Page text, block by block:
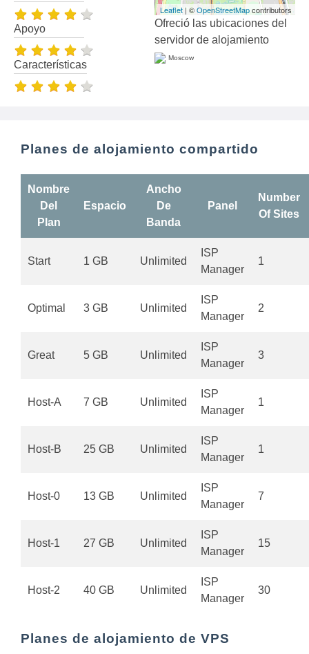
Apoyo
Características
Leaflet | ©OpenStreetMapcontributors
Ofreció las ubicaciones del
servidor de alojamiento
Moscow
Planes de alojamiento compartido
Nombre
Del
Plan
Espacio
Ancho
De
Banda
Panel
Number
Of Sites
Start 1 GB Unlimited
ISP
Manager
1
Optimal 3 GB Unlimited
ISP
Manager
2
Great 5 GB Unlimited
ISP
Manager
3
Host-A 7 GB Unlimited
ISP
Manager
1
Host-B 25 GB Unlimited
ISP
Manager
1
Host-0 13 GB Unlimited
ISP
Manager
7
Host-1 27 GB Unlimited
ISP
Manager
15
Host-2 40 GB Unlimited
ISP
Manager
30
Planes de alojamiento de VPS